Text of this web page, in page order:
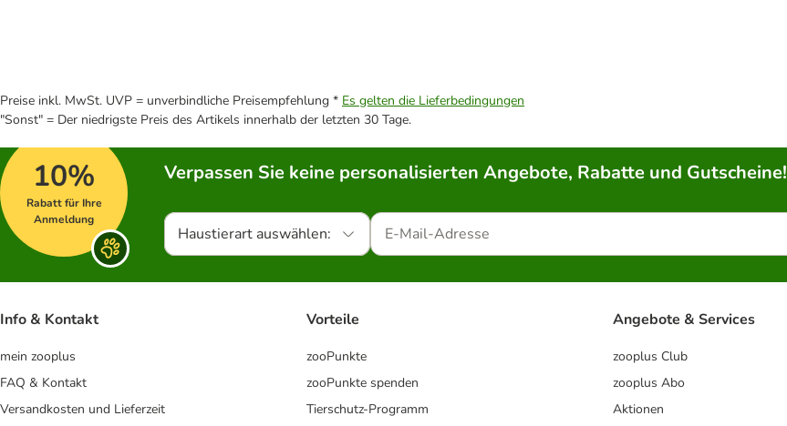
Preise inkl. MwSt. UVP = unverbindliche Preisempfehlung * Es gelten die Lieferbedingungen
"Sonst" = Der niedrigste Preis des Artikels innerhalb der letzten 30 Tage.
10%
Rabatt für Ihre
Anmeldung
Verpassen Sie keine personalisierten Angebote, Rabatte und Gutscheine!
Haustierart auswählen:
Info & Kontakt
mein zooplus
FAQ & Kontakt
Versandkosten und Lieferzeit
Vorteile
zooPunkte
zooPunkte spenden
Tierschutz-Programm
Angebote & Services
zooplus Club
zooplus Abo
Aktionen